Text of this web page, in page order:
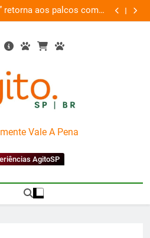
retorna aos palcos com a
Nova Orquestra
Cobasi
Vale A Pena
AgitoSP